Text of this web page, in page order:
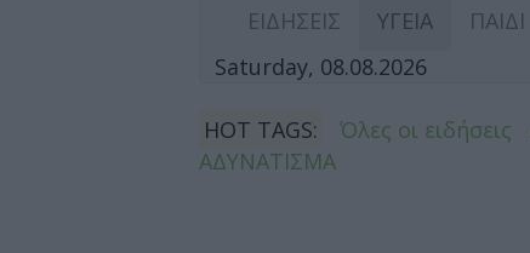
ΕΙΔΗΣΕΙΣ ΥΓΕΙΑ ΠΑΙΔΙ
Saturday, 08.08.2026
HOT TAGS: Όλες οι ειδήσεις
ΑΔΥΝΑΤΙΣΜΑ